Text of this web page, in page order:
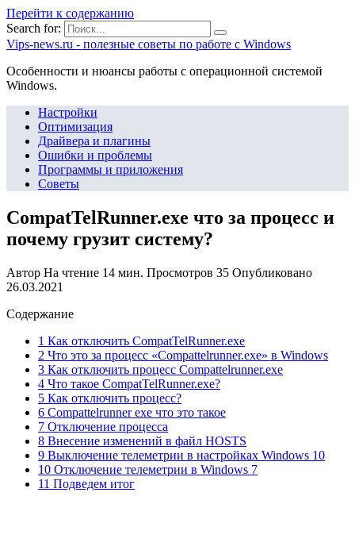
Перейти к содержанию
Search for:
Vips-news.ru - полезные советы по работе с Windows
Особенности и нюансы работы с операционной системой
Windows.
Настройки
Оптимизация
Драйвера и плагины
Ошибки и проблемы
Программы и приложения
Советы
CompatTelRunner.exe что за процесс и
почему грузит систему?
Автор На чтение 14 мин. Просмотров 35 Опубликовано
26.03.2021
Содержание
1 Как отключить CompatTelRunner.exe
2 Что это за процесс «Compattelrunner.exe» в Windows
3 Как отключить процесс Compattelrunner.exe
4 Что такое CompatTelRunner.exe?
5 Как отключить процесс?
6 Compattelrunner exe что это такое
7 Отключение процесса
8 Внесение изменений в файл HOSTS
9 Выключение телеметрии в настройках Windows 10
10 Отключение телеметрии в Windows 7
11 Подведем итог